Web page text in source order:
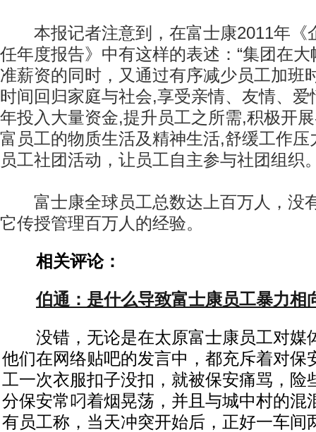
本报记者注意到，在富士康2011年《
任年度报告》中有这样的表述：“集团在
准薪资的同时，又通过有序减少员工加班
时间回归家庭与社会,享受亲情、友情、
年投入大量资金,提升员工之所需,积极开
富员工的物质生活及精神生活,舒缓工作
员工社团活动，让员工自主参与社团组织
富士康全球员工总数达上百万人，没
它传授管理百万人的经验。
相关评论：
伯通：是什么导致富士康员工暴力相
没错，无论是在太原富士康员工对媒
他们在网络贴吧的发言中，都充斥着对保
工一次衣服扣子没扣，就被保安痛骂，险
分保安常叼着烟晃荡，并且与城中村的混
有员工称，当天冲突开始后，正好一车间